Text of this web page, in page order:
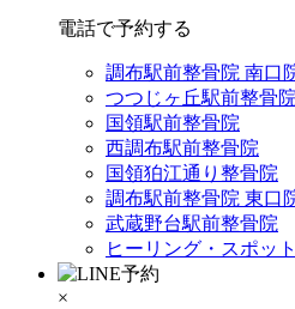
電話で予約する
調布駅前整骨院 南口
つつじヶ丘駅前整骨院
国領駅前整骨院
西調布駅前整骨院
国領狛江通り整骨院
調布駅前整骨院 東口
武蔵野台駅前整骨院
ヒーリング・スポッ
×